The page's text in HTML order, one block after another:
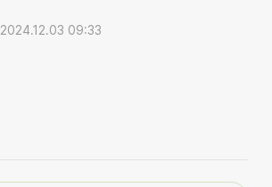
2024.12.03 09:33